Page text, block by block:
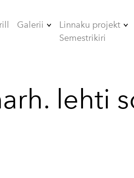
Galerii
2009
Linnaku projekt
ZOOMEEDIKUM
EHITAMINE
Semestrikiri
lehti